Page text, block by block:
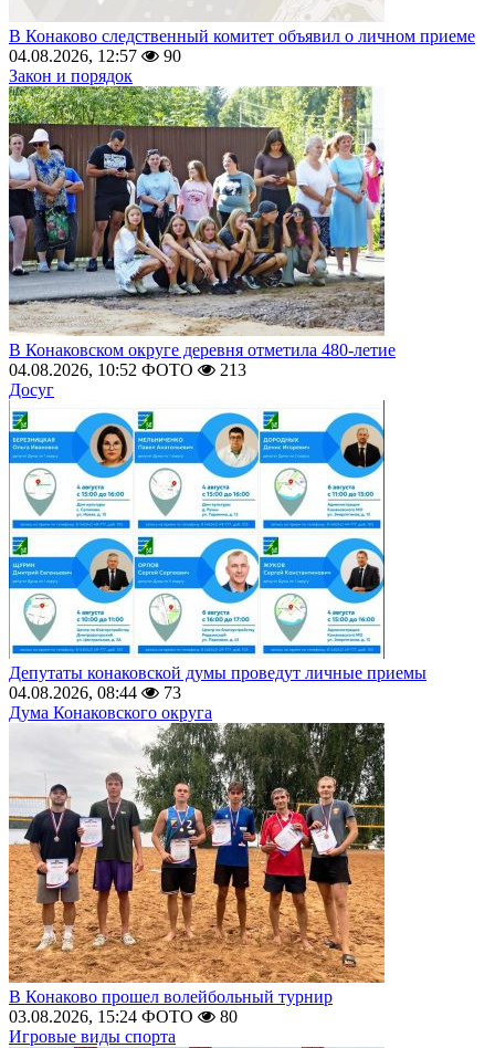
В Конаково следственный комитет объявил о личном приеме
04.08.2026, 12:57
90
Закон и порядок
В Конаковском округе деревня отметила 480-летие
04.08.2026, 10:52 ФОТО
213
Досуг
Депутаты конаковской думы проведут личные приемы
04.08.2026, 08:44
73
Дума Конаковского округа
В Конаково прошел волейбольный турнир
03.08.2026, 15:24 ФОТО
80
Игровые виды спорта